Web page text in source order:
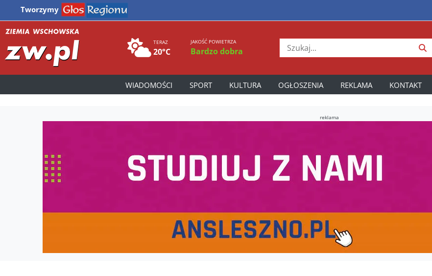
Tworzymy
TERAZ
20°C
JAKOŚĆ POWIETRZA
Bardzo dobra
WIADOMOŚCI SPORT KULTURA OGŁOSZENIA REKLAMA KONTAKT
reklama